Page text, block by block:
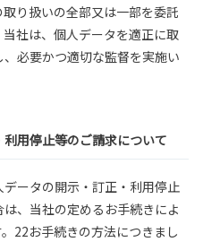
り扱いの全部又は一部を委託
社は、個人データを適正に取
必要かつ適切な監督を実施い
用停止等のご請求について
ータの開示・訂正・利用停止
、当社の定めるお手続きによ
22お手続きの方法につきまし